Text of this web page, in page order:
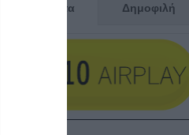
Πρόσφατα Δημοφιλή